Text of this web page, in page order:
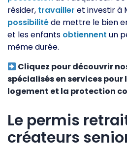
résider, travailler et investir à
possibilitéde mettre le bien
et les enfants obtiennent un
même durée.
Cliquez pour découvrir
spécialisés en services pour
logement et la protection
Le permis
créateurs